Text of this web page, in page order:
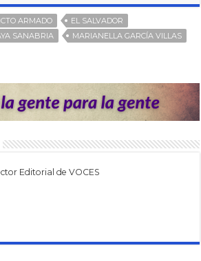
ARMADO
EL SALVADOR
SANABRIA
MARIANELLA GARCÍA VILLAS
Editorial de VOCES